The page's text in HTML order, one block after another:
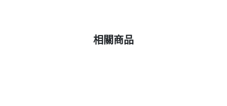
相關商品